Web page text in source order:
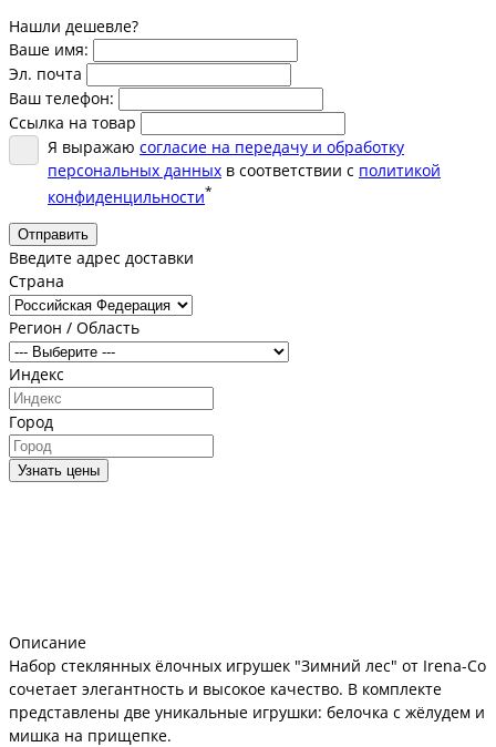
Нашли дешевле?
Ваше имя:
Эл. почта
Ваш телефон:
Ссылка на товар
Я выражаю согласие на передачу и обработку
персональных данных в соответствии с политикой
конфиденцильности*
Отправить
Введите адрес доставки
Страна
Регион / Область
Индекс
Город
Узнать цены
Описание
Набор стеклянных ёлочных игрушек "Зимний лес" от Irena-Co
сочетает элегантность и высокое качество. В комплекте
представлены две уникальные игрушки: белочка с жёлудем и
мишка на прищепке.